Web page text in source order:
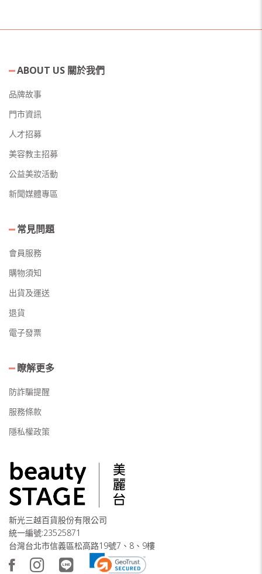
ABOUT US 關於我們
品牌故事
門市資訊
人才招募
美容教主招募
公益美妝活動
新聞媒體專區
常見問題
會員服務
購物須知
出貨及運送
退貨
電子發票
瞭解更多
防詐騙提醒
服務條款
隱私權政策
新光三越百貨股份有限公司
統一編號:23525871
台灣台北市信義區松高路19號7、8、9樓